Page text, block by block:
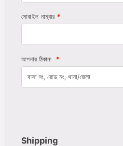
মোবাইল নাম্বার *
আপনার ঠিকানা *
Shipping